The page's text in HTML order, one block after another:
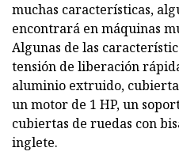
muchas características,
encontrará en máquinas
Algunas de las
tensión de liberación
aluminio extruido,
un motor de 1 HP, un
cubiertas de ruedas con
inglete.